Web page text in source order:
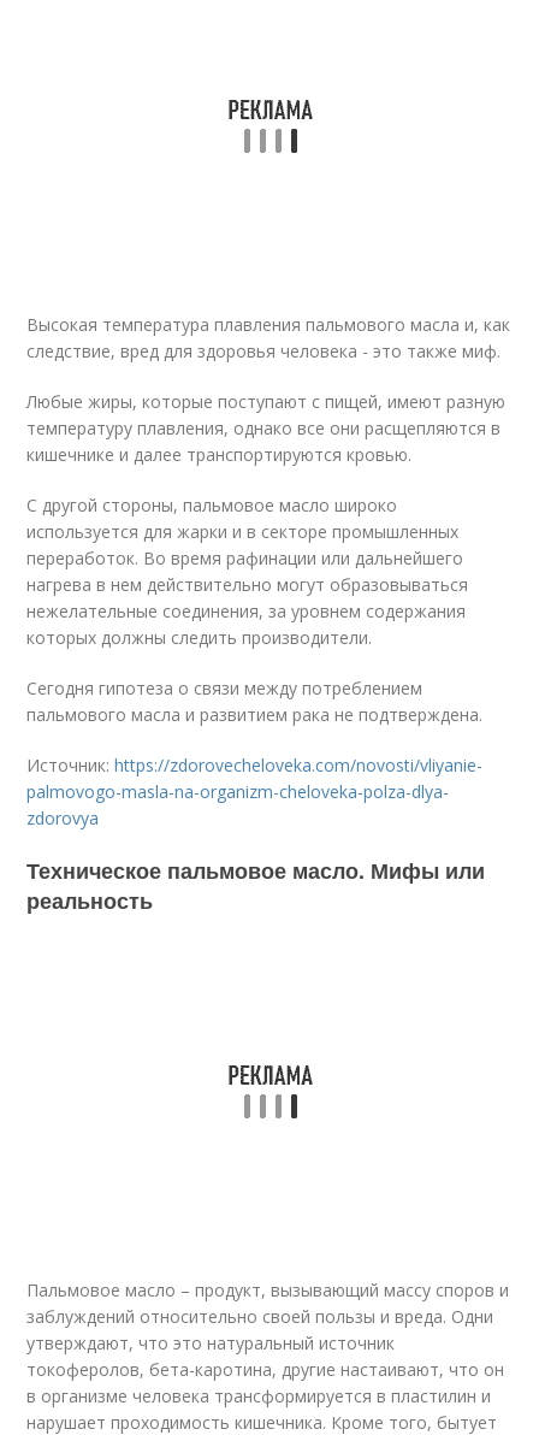
Высокая температура плавления пальмового масла и, как
следствие, вред для здоровья человека - это также миф.
Любые жиры, которые поступают с пищей, имеют разную
температуру плавления, однако все они расщепляются в
кишечнике и далее транспортируются кровью.
С другой стороны, пальмовое масло широко
используется для жарки и в секторе промышленных
переработок. Во время рафинации или дальнейшего
нагрева в нем действительно могут образовываться
нежелательные соединения, за уровнем содержания
которых должны следить производители.
Сегодня гипотеза о связи между потреблением
пальмового масла и развитием рака не подтверждена.
Источник:https://zdorovecheloveka.com/novosti/vliyanie-
palmovogo-masla-na-organizm-cheloveka-polza-dlya-
zdorovya
Техническое пальмовое масло. Мифы или
реальность
Пальмовое масло – продукт, вызывающий массу споров и
заблуждений относительно своей пользы и вреда. Одни
утверждают, что это натуральный источник
токоферолов, бета-каротина, другие настаивают, что он
в организме человека трансформируется в пластилин и
нарушает проходимость кишечника. Кроме того, бытует